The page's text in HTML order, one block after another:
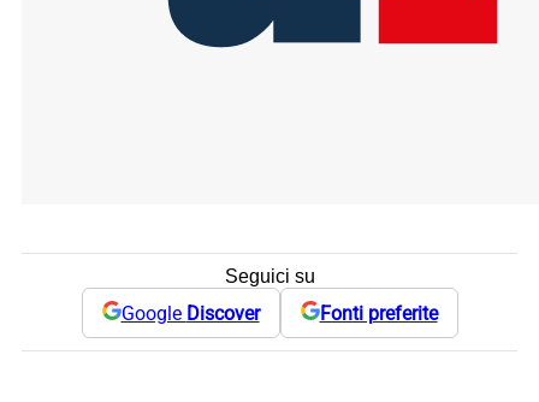
Seguici su
Google Discover Fonti preferite